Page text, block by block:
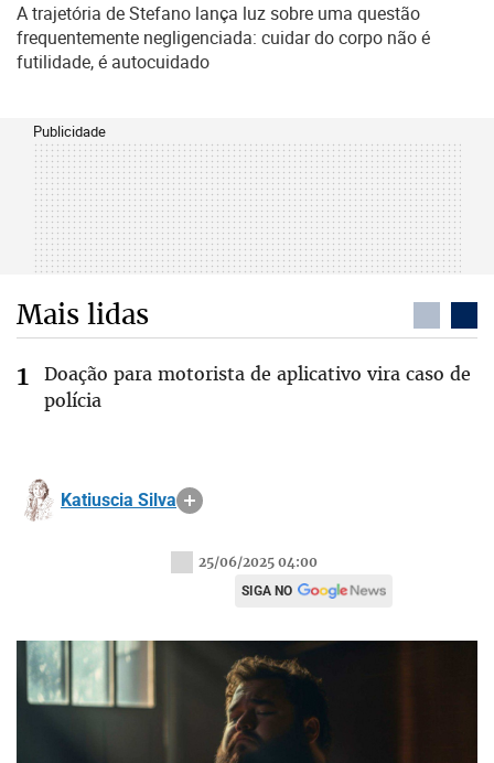
A trajetória de Stefano lança luz sobre uma questão
frequentemente negligenciada: cuidar do corpo não é
futilidade, é autocuidado
Publicidade
Mais lidas
Doação para motorista de aplicativo vira caso de
polícia
Katiuscia Silva
25/06/2025 04:00
SIGA NO